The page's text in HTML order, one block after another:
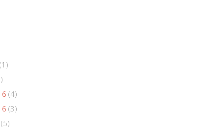
(1)
(4)
(3)
(5)